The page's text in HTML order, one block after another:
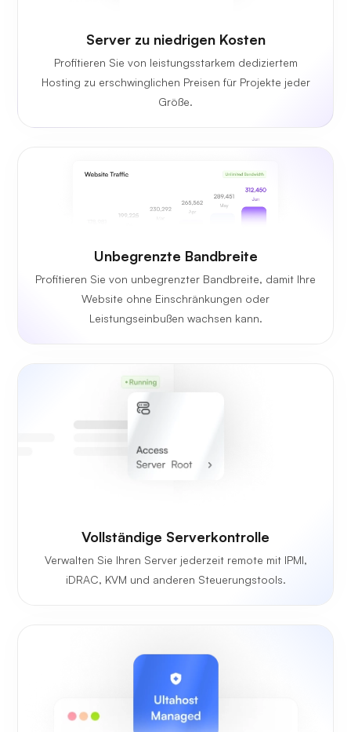
Server zu niedrigen Kosten
Profitieren Sie von leistungsstarkem dediziertem
Hosting zu erschwinglichen Preisen für Projekte jeder
Größe.
Unbegrenzte Bandbreite
Profitieren Sie von unbegrenzter Bandbreite, damit Ihre
Website ohne Einschränkungen oder
Leistungseinbußen wachsen kann.
Vollständige Serverkontrolle
Verwalten Sie Ihren Server jederzeit remote mit IPMI,
iDRAC, KVM und anderen Steuerungstools.